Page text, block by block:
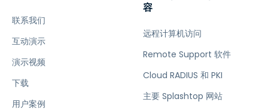
联系我们
互动演示
演示视频
下载
用户案例
容
远程计算机访问
Remote Support 软件
Cloud RADIUS 和 PKI
主要 Splashtop 网站